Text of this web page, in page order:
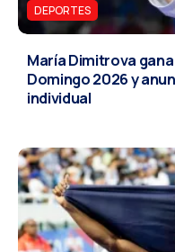
DEPORTES
María Dimitrova
Domingo 2026 y
individual